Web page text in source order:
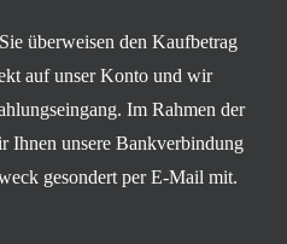
Sie überweisen den Kaufbetrag
auf unser Konto und wir
Im Rahmen der
Ihnen unsere Bankverbindung
gesondert per E-Mail mit.